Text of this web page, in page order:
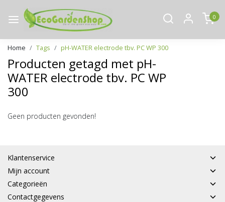
0
Home Tags pH-WATER electrode tbv. PC WP 300
Producten getagd met pH-
WATER electrode tbv. PC WP
300
Geen producten gevonden!
Klantenservice
Mijn account
Categorieën
Contactgegevens